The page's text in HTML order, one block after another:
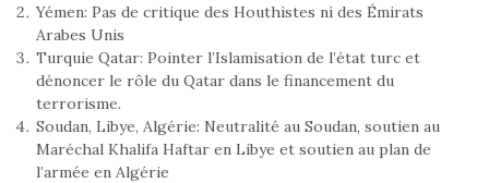
Yémen: Pas de critique des Houthistes ni des Émirats
Arabes Unis
Turquie Qatar: Pointer l’Islamisation de l’état turc et
dénoncer le rôle du Qatar dans le financement du
terrorisme.
Soudan, Libye, Algérie: Neutralité au Soudan, soutien au
Maréchal Khalifa Haftar en Libye et soutien au plan de
l’armée en Algérie